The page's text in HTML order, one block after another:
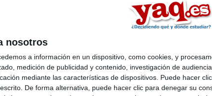
nosotros
a información en un dispositivo, como cookies, y
medición de publicidad y contenido, investigación de
mediante las características de dispositivos. Puede hacer
De forma alternativa, puede hacer clic para denegar su
Quiénes somos |Contactar|
Aviso legal|Politica de privacidad|Condiciones